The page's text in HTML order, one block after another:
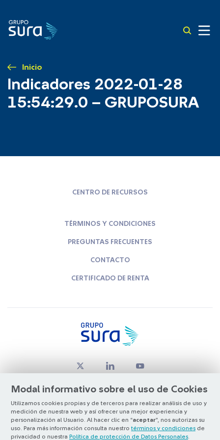
Inicio
Indicadores 2022-01-28
15:54:29.0 – GRUPOSURA
Modal informativo sobre el uso de Cookies
Utilizamos cookies propias y de terceros para realizar análisis de uso y
medición de nuestra web y así ofrecer una mejor experiencia y
personalización al Usuario. Al hacer clic en “aceptar”, nos autorizas su
uso. Para más información consulta nuestro términos y condiciones de
privacidad o nuestra Política de protección de Datos Personales
CENTRO DE RECURSOS
TÉRMINOS Y CONDICIONES
PREGUNTAS FRECUENTES
CONTACTO
CERTIFICADO DE RENTA
© Copyright Grupo SURA 2026